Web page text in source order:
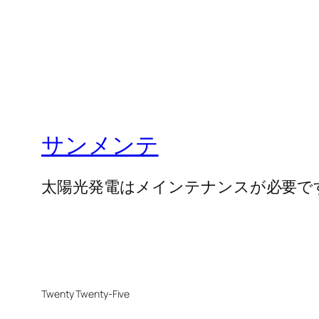
サンメンテ
太陽光発電はメインテナンスが必要で
Twenty Twenty-Five